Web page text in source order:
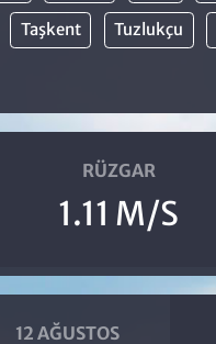
Taşkent Tuzlukçu
RÜZGAR
1.11 M/S
12 AĞUSTOS